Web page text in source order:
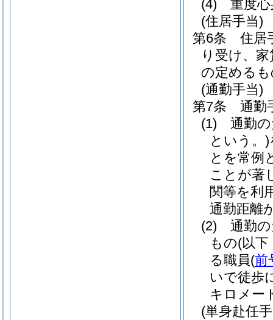
(4)
重度
(住居手当)
第6条
住居
り受け、家
の定める
(通勤手当)
第7条
通勤
(1)
通勤
という。)
とを常例
ことが著
関等を利
通勤距離
(2)
通勤
もの(以下
る職員(前
いで徒歩
キロメー
(単身赴任